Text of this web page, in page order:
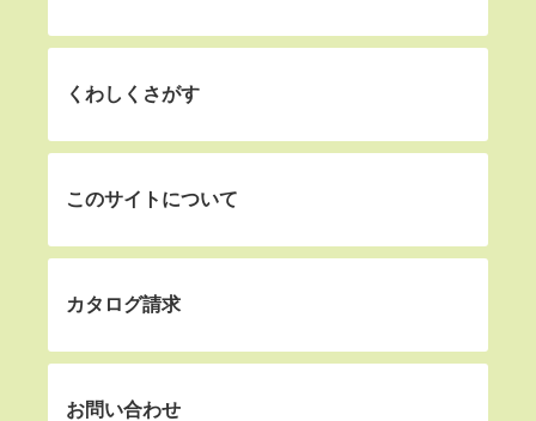
くわしくさがす
このサイトについて
カタログ請求
お問い合わせ